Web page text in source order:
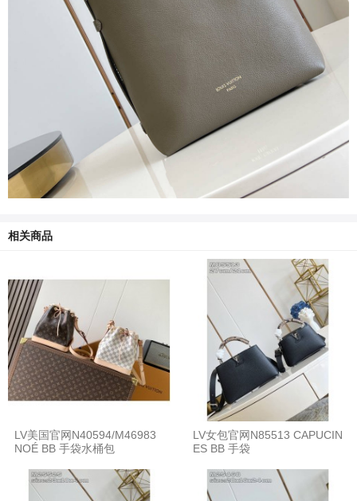
相关商品
LV美国官网N40594/M46983
NOÉ BB 手袋水桶包
LV女包官网N85513 CAPUCIN
ES BB 手袋